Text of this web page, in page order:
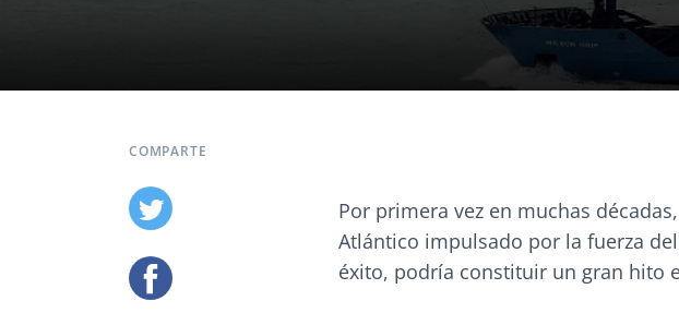
COMPARTE
Por primera vez en muchas
Atlántico impulsado por la fuerza
éxito, podría constituir un gran hito